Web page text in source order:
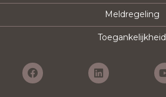
Meldregeling
Toegankelijkheid